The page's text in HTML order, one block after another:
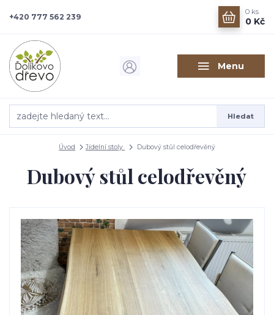
Menu
Hledat
+420 777 562 239
0 ks
0 Kč
Úvod Jídelní stoly Dubový stůl celodřevěný
Dubový stůl celodřevěný